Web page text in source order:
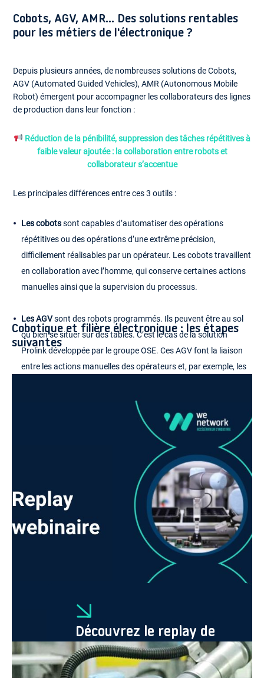
Cobots, AGV, AMR... Des solutions rentables
pour les métiers de l'électronique ?
Depuis plusieurs années, de nombreuses solutions de Cobots,
AGV (Automated Guided Vehicles), AMR (Autonomous Mobile
Robot) émergent pour accompagner les collaborateurs des lignes
de production dans leur fonction :
Réduction de la pénibilité, suppression des tâches répétitives à
faible valeur ajoutée : la collaboration entre robots et
collaborateur s’accentue
Les principales différences entre ces 3 outils :
Les cobotssont capables d’automatiser des opérations
répétitives ou des opérations d’une extrême précision,
difficilement réalisables par un opérateur. Les cobots travaillent
en collaboration avec l’homme, qui conserve certaines actions
manuelles ainsi que la supervision du processus.
Les AGVsont des robots programmés. Ils peuvent être au sol
ou bien se situer sur des tables. C’est le cas de la solution
Prolink développée par le groupe OSE. Ces AGV font la liaison
entre les actions manuelles des opérateurs et, par exemple, les
prédéfini, par exemple grâce à des bandes magnétiques
se déplacent dans des environnements complexes en
présence d’opérateurs, de mobiliers… Ils sont capables d’éviter
ou bien de contourner des obstacles. La principale différence
avec l’AGV ? L’AMR est apte à évoluer dans une zone définie de
façon autonome.
riches pour les métiers de l’électronique
La flexibilité : élément clé du ROI
Cobotique et filière électronique : les étapes
suivantes
Découvrez le replay de
notre webinaire !